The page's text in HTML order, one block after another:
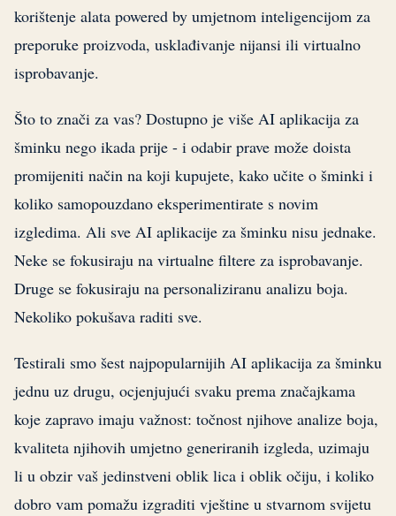
korištenje alata powered by umjetnom inteligencijom za
preporuke proizvoda, usklađivanje nijansi ili virtualno
isprobavanje.
Što to znači za vas? Dostupno je više AI aplikacija za
šminku nego ikada prije - i odabir prave može doista
promijeniti način na koji kupujete, kako učite o šminki i
koliko samopouzdano eksperimentirate s novim
izgledima. Ali sve AI aplikacije za šminku nisu jednake.
Neke se fokusiraju na virtualne filtere za isprobavanje.
Druge se fokusiraju na personaliziranu analizu boja.
Nekoliko pokušava raditi sve.
Testirali smo šest najpopularnijih AI aplikacija za šminku
jednu uz drugu, ocjenjujući svaku prema značajkama
koje zapravo imaju važnost: točnost njihove analize boja,
kvaliteta njihovih umjetno generiranih izgleda, uzimaju
li u obzir vaš jedinstveni oblik lica i oblik očiju, i koliko
dobro vam pomažu izgraditi vještine u stvarnom svijetu